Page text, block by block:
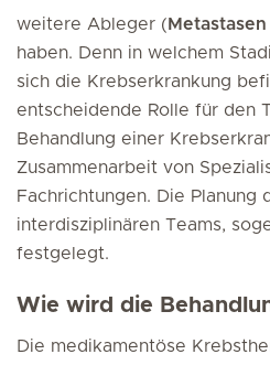
weitere Ableger ( Metastasen
haben. Denn in welchem
sich die Krebserkrankung
entscheidende Rolle für den
Behandlung einer
Zusammenarbeit von
Fachrichtungen. Die Planung
interdisziplinären Teams,
festgelegt.
Wie wird die
Die medikamentöse